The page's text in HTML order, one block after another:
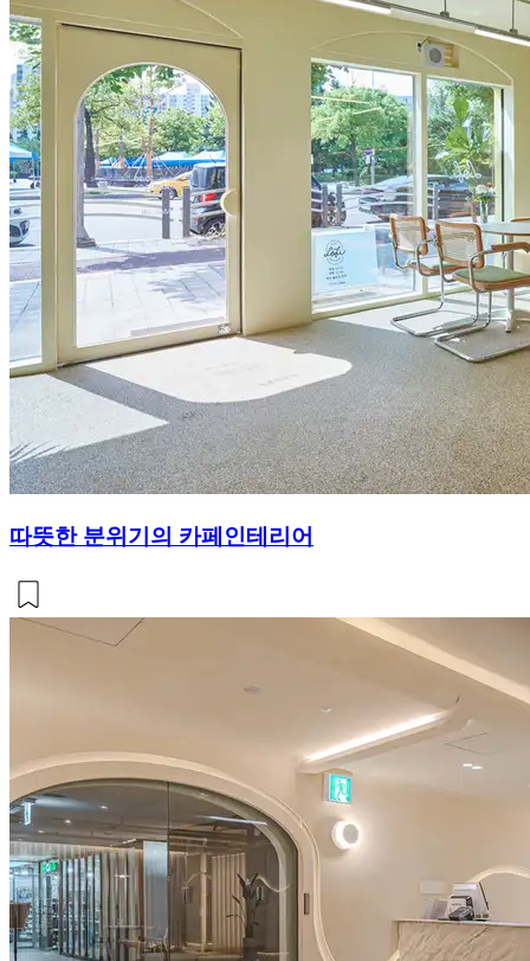
따뜻한 분위기의 카페인테리어